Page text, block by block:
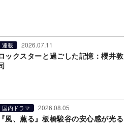
連載 2026.07.11
ックスターと過ごした記憶：櫻井敦
国内ドラマ 2026.08.05
『風、薫る』板橋駿谷の安心感が光る